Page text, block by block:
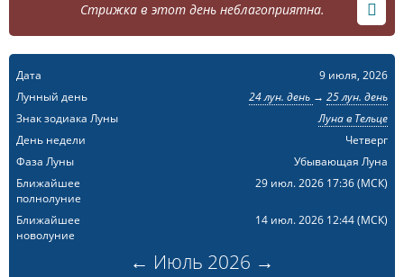
Стрижка в этот день неблагоприятна.
Дата
9 июля, 2026
Лунный день
24 лун. день → 25 лун. день
Знак зодиака Луны
Луна в Тельце
День недели
Четверг
Фаза Луны
Убывающая Луна
Ближайшее
полнолуние
29 июл. 2026 17:36(МСК)
Ближайшее
новолуние
14 июл. 2026 12:44(МСК)
← Июль 2026 →